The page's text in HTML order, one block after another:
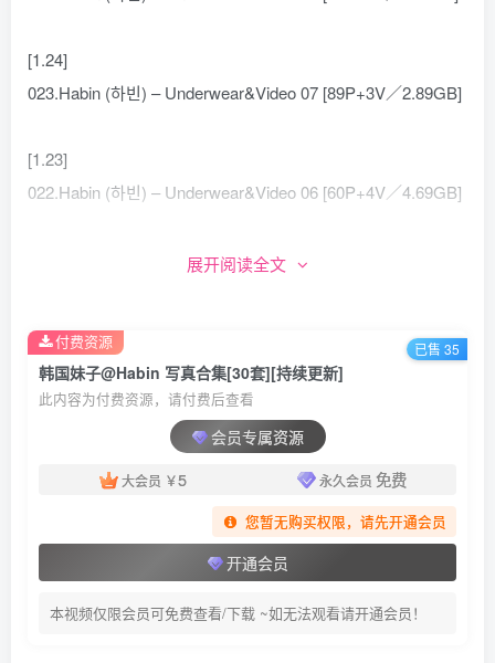
[1.24]
023.Habin (하빈) – Underwear&Video 07 [89P+3V／2.89GB]
[1.23]
022.Habin (하빈) – Underwear&Video 06 [60P+4V／4.69GB]
[1.20]
020.Habin (하빈) – Underwear&Video 04 [76P+1V／1.20GB]
019.Habin (하빈) – Underwear&Video 03 [155P+4V／
018.Habin (하빈) – Underwear&Video 02 [71P+2V／2.97GB]
展开阅读全文
韩国妹子@Habin 写真合集[30套][持续更新]
此内容为付费资源，请付费后查看
会员专属资源
大会员 ￥5 永久会员 免费
您暂无购买权限，请先开通会员
开通会员
本视频仅限会员可免费查看/下载 ~如无法观看请开通会员！
付费资源 已售 35